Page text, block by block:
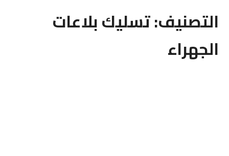
التصنيف:تسليك بلاعات
الجهراء